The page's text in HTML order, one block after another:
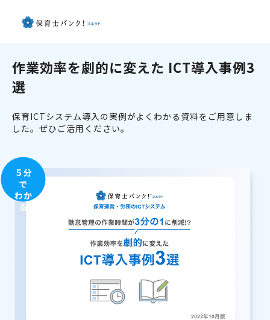
作業効率を劇的に変えた ICT導入事例3
選
保育ICTシステム導入の実例がよくわかる資料をご用意しま
した。ぜひご活用ください。
５分
で
わか
る